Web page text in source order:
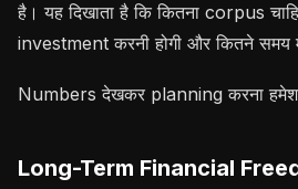
है। यह दिखाता है कि कितना corpus
investment करनी होगी और कितने समय
Numbers देखकर planning करना हमेशा
Long-Term Financial